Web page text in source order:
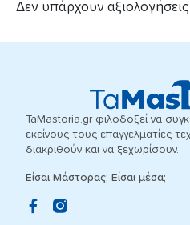
Δεν υπάρχουν αξιολογήσεις
TaMastoria.gr φιλοδοξεί να
εκείνους τους επαγγελματίες
διακριθούν και να ξεχωρίσουν.
Είσαι Μάστορας; Είσαι μέσα;